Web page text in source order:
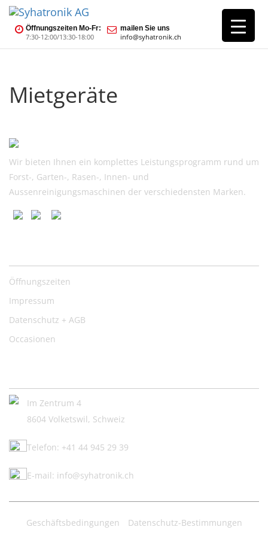
Öffnungszeiten Mo-Fr:
7:30-12:00/13:30-18:00
mailen Sie uns
info@syhatronik.ch
Mietgeräte
Wir bieten Ihnen ein komplettes Leistungsprogramm rund um
Forst-, Garten-, Rasen-, Innen- und
Aussenreinigungsmaschinen der verschiedensten Marken.
Öffnungszeiten
Impressum
Datenschutz + AGB
Occasionen
Im Zentrum 4
8604 Volketswil, Schweiz
Telefon: +41 44 945 29 39
E-mail: info@syhatronik.ch
Geschäftsbedingungen Datenschutz-Bestimmungen